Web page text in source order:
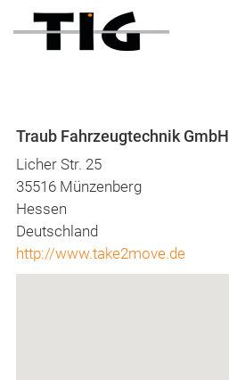
Traub Fahrzeugtechnik GmbH
Licher Str. 25
35516 Münzenberg
Hessen
Deutschland
http://www.take2move.de